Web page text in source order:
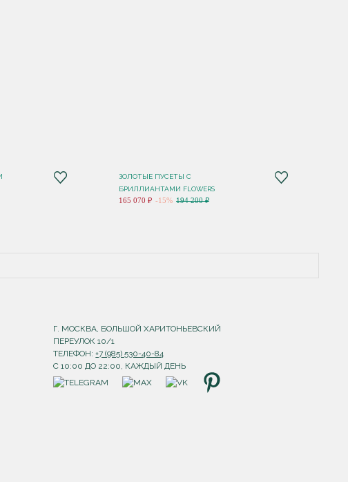
ЗОЛОТЫЕ ПУСЕТЫ С
БРИЛЛИАНТАМИ FLOWERS
165 070 ₽ -15% 194 200 ₽
Г. МОСКВА, БОЛЬШОЙ ХАРИТОНЬЕВСКИЙ
ПЕРЕУЛОК 10/1
ТЕЛЕФОН:+7 (985) 530-40-84
С 10:00 ДО 22:00, КАЖДЫЙ ДЕНЬ